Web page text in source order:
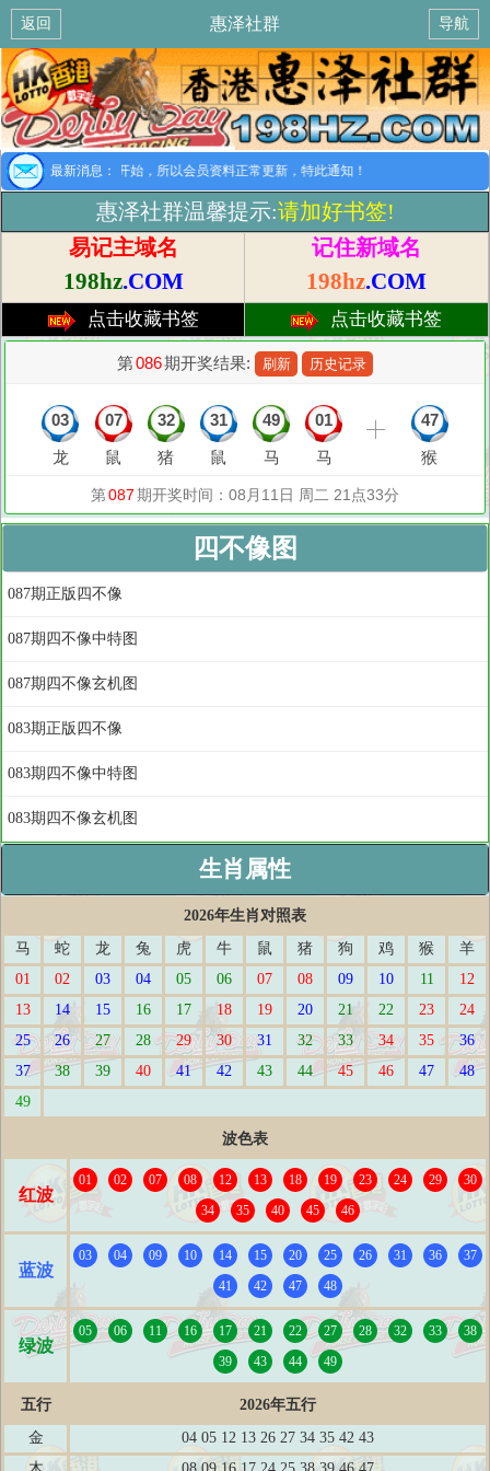
返回 惠泽社群 导航
最新消息：
示：8月1日开始，所以会员资料正常更新，特此通知！
惠泽社群温馨提示:请加好书签!
易记主域名
198hz.COM
记住新域名
198hz.COM
点击收藏书签 点击收藏书签
四不像图
087期正版四不像
087期四不像中特图
087期四不像玄机图
083期正版四不像
083期四不像中特图
083期四不像玄机图
生肖属性
2026年生肖对照表
马
蛇 龙 兔 虎 牛 鼠 猪 狗 鸡 猴
羊
01
02 03 04 05 06 07 08 09 10 11
12
13
14 15 16 17 18 19 20 21 22 23
24
25
26 27 28 29 30 31 32 33 34 35
36
37
38 39 40 41 42 43 44 45 46 47
48
49
波色表
红波
01 02 07 08 12 13 18 19 23 24 29
30
34
35 40 45 46
蓝波
03 04 09 10 14 15 20 25 26 31 36
37
41
42 47 48
绿波
05 06 11 16 17 21 22 27 28 32 33
38
39
43 44 49
五行
2026年五行
金
04 05 12 13 26 27 34 35 42 43